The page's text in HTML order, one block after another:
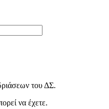
του ΔΣ.
να έχετε.